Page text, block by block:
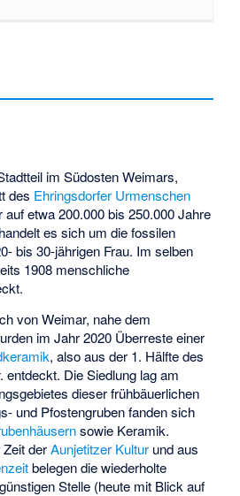
im Südosten Weimars,
des Ehringsdorfer Urmenschen
etwa 200.000 bis 250.000 Jahre
es sich um die fossilen
bis 30-jährigen Frau. Im selben
1908 menschliche
von Weimar, nahe dem
im Jahr 2020 Überreste einer
, also aus der 1. Hälfte des
entdeckt. Die Siedlung lag am
dieser frühbäuerlichen
und Pfostengruben fanden sich
sowie Keramik.
Zeit derAunjetitzer Kultur und aus
belegen die wiederholte
Stelle (heute mit Blick auf